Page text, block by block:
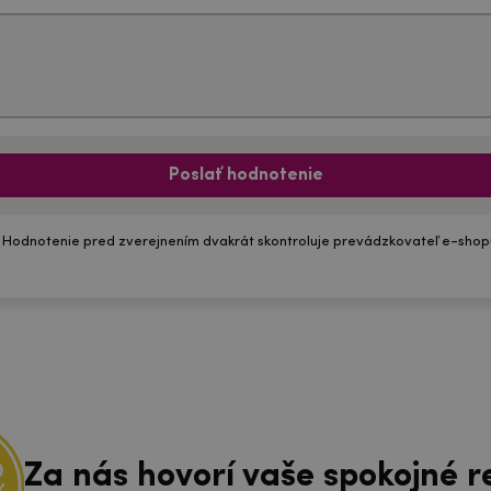
Poslať hodnotenie
pred zverejnením dvakrát skontroluje prevádzkovateľ e-
Za nás hovorí vaše spokojné